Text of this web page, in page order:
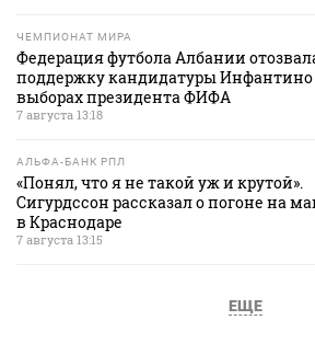
ЧЕМПИОНАТ МИРА
Федерация футбола Албании
поддержку кандидатуры Инфантино
выборах президента ФИФА
7 августа 13:18
АЛЬФА-БАНК РПЛ
«Понял, что я не такой уж и крутой».
Сигурдссон рассказал о погоне на
в Краснодаре
7 августа 13:15
ЕЩЕ